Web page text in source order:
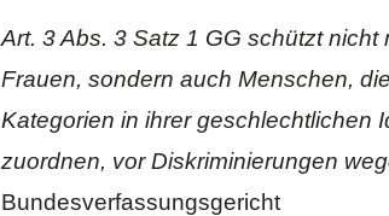
Art. 3 Abs. 3 Satz 1 GG schützt nicht
Frauen, sondern auch Menschen,
Kategorien in ihrer geschlechtlichen
zuordnen, vor Diskriminierungen
Bundesverfassungsgericht